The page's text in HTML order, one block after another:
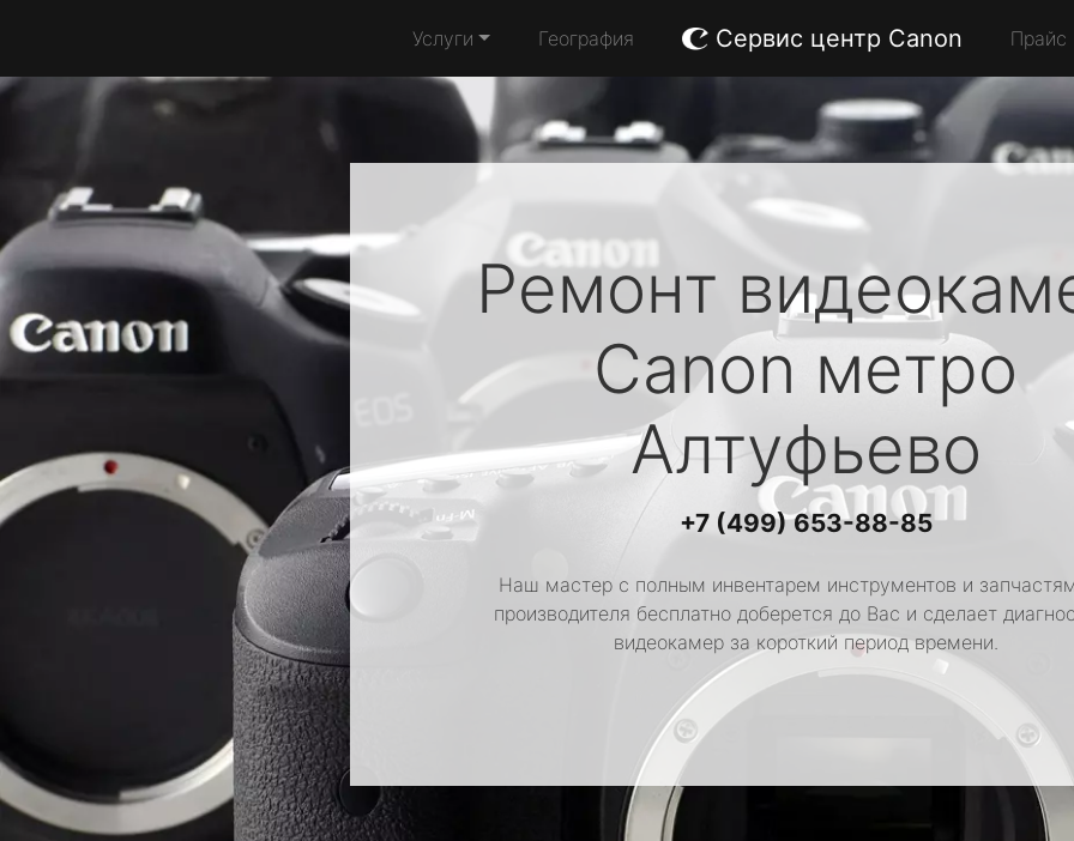
Услуги География Сервис центр Canon Прайс
Ремонт
Canon метро
Алтуфьево
+7 (499) 653-88-85
Наш мастер с полным инвентарем инструментов и
производителя бесплатно доберется до Вас и сделает
видеокамер за короткий период времени.